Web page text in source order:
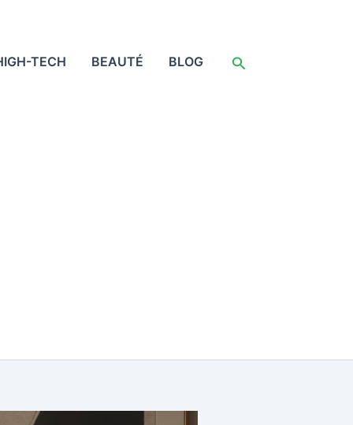
TECH BEAUTÉ BLOG Rechercher